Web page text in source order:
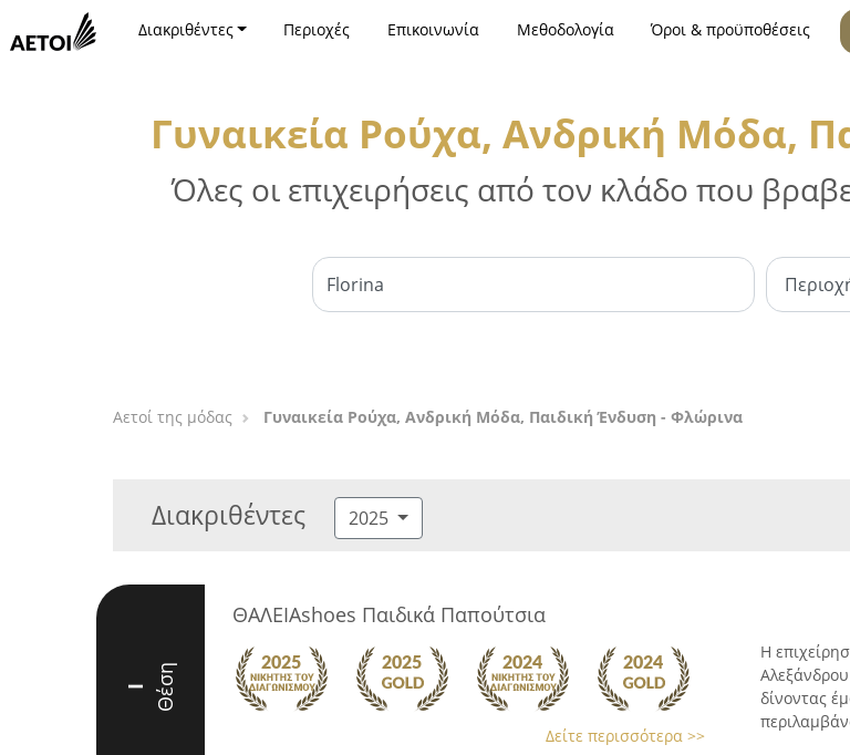
Διακριθέντες Περιοχές Επικοινωνία Μεθοδολογία Όροι & προϋποθέσεις
Γυναικεία Ρούχα, Ανδρική Μόδα,
Όλες οι επιχειρήσεις από τον κλάδο που
Αετοί της μόδας Γυναικεία Ρούχα, Ανδρική Μόδα, Παιδική Ένδυση - Φλώρινα
Διακριθέντες 2025
I Θέση
ΘΑΛΕΙΑshoes Παιδικά Παπούτσια
Δείτε περισσότερα >>
Η
δίνοντας